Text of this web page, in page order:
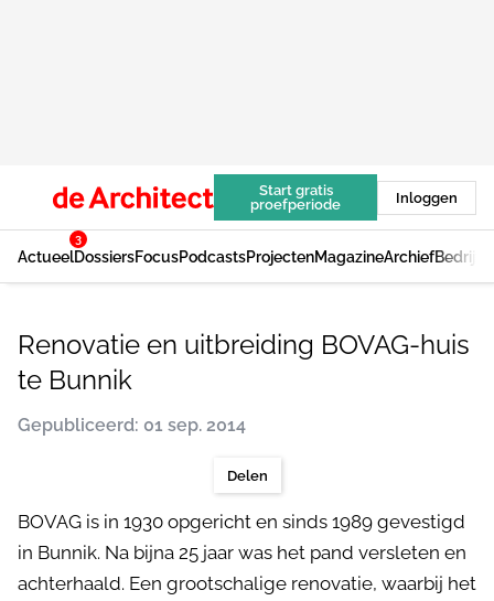
Start gratis
proefperiode
Inloggen
Actueel
3
DossiersFocusPodcastsProjectenMagazineArchief
Renovatie en uitbreiding BOVAG-huis
te Bunnik
Gepubliceerd: 01 sep. 2014
Delen
BOVAG is in 1930 opgericht en sinds 1989 gevestigd
in Bunnik. Na bijna 25 jaar was het pand versleten en
achterhaald. Een grootschalige renovatie, waarbij het